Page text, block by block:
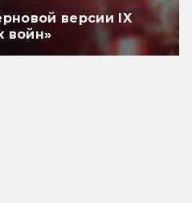
версии IX
войн»